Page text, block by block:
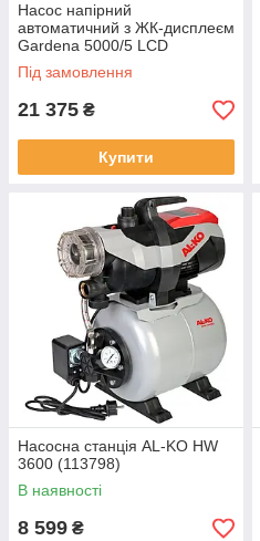
Насос напірний
автоматичний з ЖК-дисплеєм
Gardena 5000/5 LCD
Automatic (01759-20)
Під замовлення
21 375 ₴
Купити
Насосна станція AL-KO HW
3600 (113798)
В наявності
8 599 ₴